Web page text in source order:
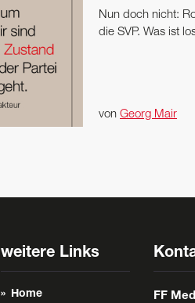
Nun doch nicht:
die SVP. Was ist
von Georg Mair
weitere Links
Home FF